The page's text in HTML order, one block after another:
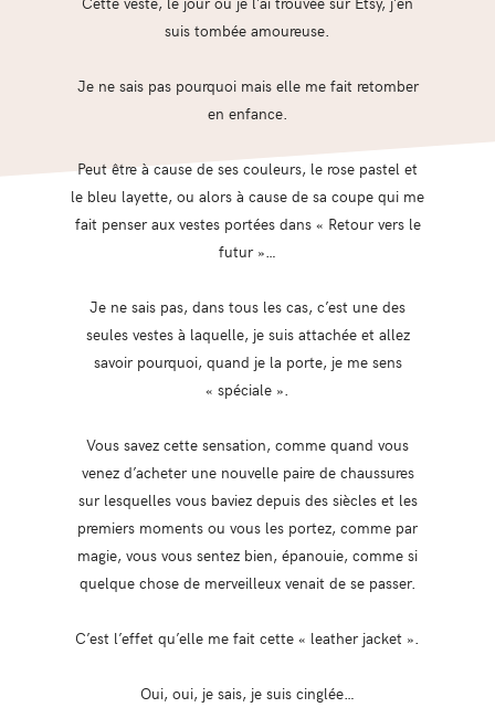
suis tombée amoureuse.
Je ne sais pas pourquoi mais elle me fait retomber
en enfance.
Peut être à cause de ses couleurs, le rose pastel et
le bleu layette, ou alors à cause de sa coupe qui me
fait penser aux vestes portées dans « Retour vers le
futur »…
Je ne sais pas, dans tous les cas, c’est une des
seules vestes à laquelle, je suis attachée et allez
savoir pourquoi, quand je la porte, je me sens
« spéciale ».
Vous savez cette sensation, comme quand vous
venez d’acheter une nouvelle paire de chaussures
sur lesquelles vous baviez depuis des siècles et les
premiers moments ou vous les portez, comme par
magie, vous vous sentez bien, épanouie, comme si
quelque chose de merveilleux venait de se passer.
C’est l’effet qu’elle me fait cette « leather jacket ».
Oui, oui, je sais, je suis cinglée…